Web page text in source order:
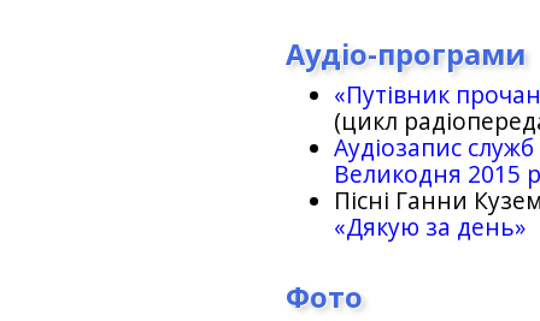
Аудіо-програми
«Путівник
(цикл
Аудіозапис
Великодня 2015
Пісні Ганни
«Дякую за день»
Фото